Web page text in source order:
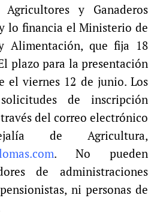
Agricultores y Ganaderos
lo financia el Ministerio de
Alimentación, que fija 18
plazo para la presentación
el viernes 12 de junio. Los
de inscripción
del correo electrónico
de Agricultura,
. No pueden
de administraciones
ni personas de